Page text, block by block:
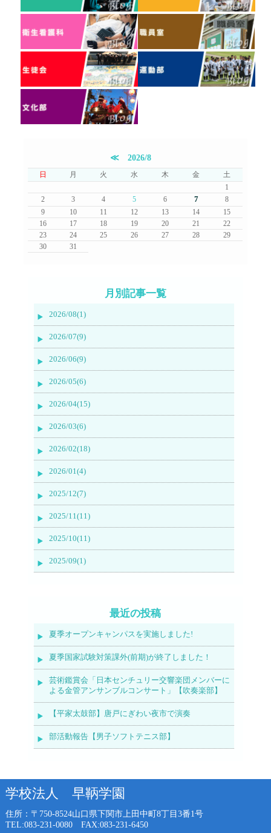
≪ 2026/8
日 月 火 水 木 金
土
1
2
3 4 5 6 7
8
9
10 11 12 13 14
15
16
17 18 19 20 21
22
23
24 25 26 27 28
29
30
31
月別記事一覧
2026/08(1)
2026/07(9)
2026/06(9)
2026/05(6)
2026/04(15)
2026/03(6)
2026/02(18)
2026/01(4)
2025/12(7)
2025/11(11)
2025/10(11)
2025/09(1)
最近の投稿
夏季オープンキャンパスを実施しました!
夏季国家試験対策課外(前期)が終了しました！
芸術鑑賞会「日本センチュリー交響楽団メンバーに
よる金管アンサンブルコンサート」【吹奏楽部】
【平家太鼓部】唐戸にぎわい夜市で演奏
部活動報告【男子ソフトテニス部】
学校法人 早鞆学園
住所：〒750-8524山口県下関市上田中町8丁目3番1号
TEL:083-231-0080 FAX:083-231-6450